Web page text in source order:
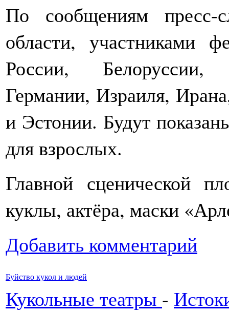
По сообщениям пресс-
области, участниками
России, Белоруссии,
Германии, Израиля,
и Эстонии. Будут
для взрослых.
Главной сценической
куклы, актёра, маски
Добавить комментарий
Буйство кукол и людей
Кукольные театры -